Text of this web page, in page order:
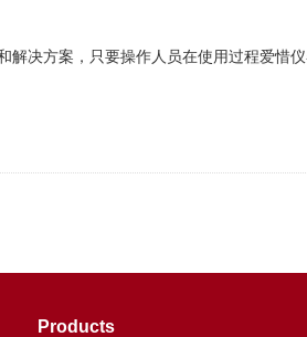
决方案，只要操作人员在使用过程爱惜
Products